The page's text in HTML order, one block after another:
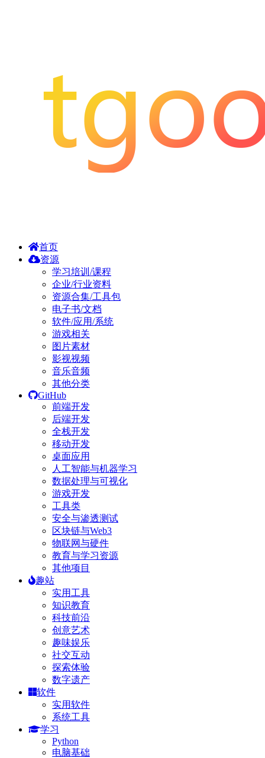
首页
资源
学习培训/课程
企业/行业资料
资源合集/工具包
电子书/文档
软件/应用/系统
游戏相关
图片素材
影视视频
音乐音频
其他分类
GitHub
前端开发
后端开发
全栈开发
移动开发
桌面应用
人工智能与机器学习
数据处理与可视化
游戏开发
工具类
安全与渗透测试
区块链与Web3
物联网与硬件
教育与学习资源
其他项目
趣站
实用工具
知识教育
科技前沿
创意艺术
趣味娱乐
社交互动
探索体验
数字遗产
软件
实用软件
系统工具
学习
Python
电脑基础